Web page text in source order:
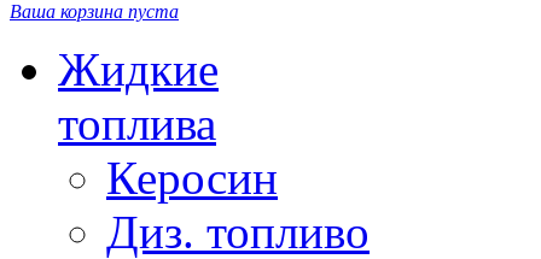
Ваша корзина пуста
Жидкие
топлива
Керосин
Диз. топливо